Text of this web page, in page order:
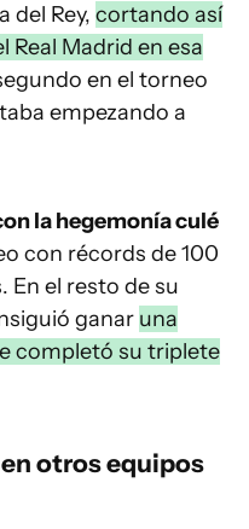
del Rey, cortando así
Real Madrid en esa
en el torneo
empezando a
la hegemonía culé
con récords de 100
En el resto de su
ganar una
completó su triplete
otros equipos